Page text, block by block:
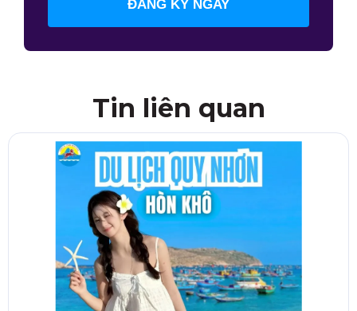
ĐĂNG KÝ NGAY
Tin liên quan